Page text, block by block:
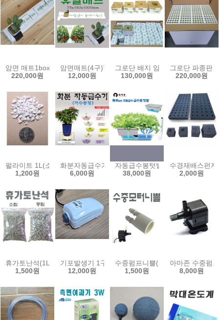
암면 매트1box(30ea)75x150x1000mm 유알 암면슬라브 락울 양액 수
220,000원
암면매트(4구)75x150x900mm/1000mm 암면슬라
12,000원
그로단 배지 암면블럭 1box 양액
130,000원
그로단 파종판
220,000원
펄라이트 1L(소,중,대립)/퍼라이트 조경 수경재배 양액재배 배지 분갈
1,200원
화분자동급수기5호/저수통형/심지화분/자동급수화
6,000원
자동급수봉텃밭재배기/자동물보
38,000원
수경재배스펀
2,000원
휴가토난석(1L)/소립/중립/수경재배배지/분갈이/인공토양/여과재/수
1,500원
기포발생기 1구 저소음 에어펌프 아마존 산소 에어
12,000원
수중펌프니쁠(2구)/펌프니쁠/수
1,500원
아마존 수중펌
8,000원